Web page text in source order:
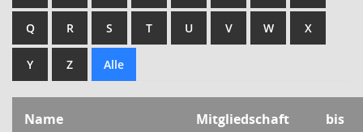
Q R S T U V W X
Y Z Alle
Name Mitgliedschaft bis